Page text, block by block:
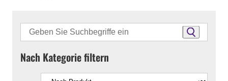
Nach Kategorie filtern